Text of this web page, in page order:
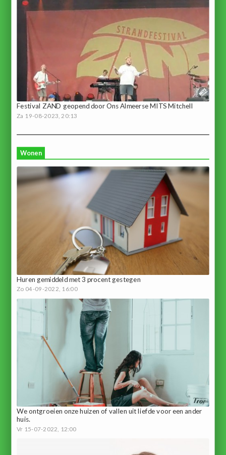
Festival ZAND geopend door Ons Almeerse MITS Mitchell
Za 19-08-2023, 20:13
Wonen
Huren gemiddeld met 3 procent gestegen
Zo 04-09-2022, 16:00
We ontgroeien onze huizen of vallen uit liefde voor een ander
huis.
Vr 15-07-2022, 12:00